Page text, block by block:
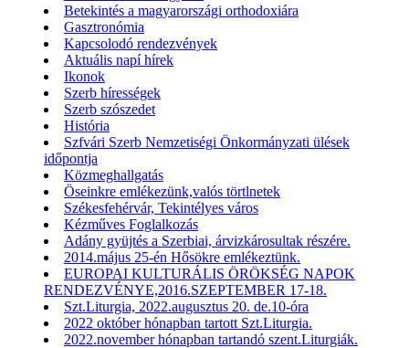
Betekintés a magyarországi orthodoxiára
Gasztronómia
Kapcsolodó rendezvények
Aktuális napí hírek
Ikonok
Szerb hírességek
Szerb szószedet
História
Szfvári Szerb Nemzetiségi Önkormányzati ülések
időpontja
Közmeghallgatás
Öseinkre emlékezünk,valós törtlnetek
Székesfehérvár, Tekintélyes város
Kézműves Foglalkozás
Adány gyüjtés a Szerbiai, árvizkárosultak részére.
2014.május 25-én Hősökre emlékeztünk.
EUROPAI KULTURÁLIS ÖRÖKSÉG NAPOK
RENDEZVÉNYE,2016.SZEPTEMBER 17-18.
Szt.Liturgia, 2022.augusztus 20. de.10-óra
2022 október hónapban tartott Szt.Liturgia.
2022.november hónapban tartandó szent.Liturgiák.